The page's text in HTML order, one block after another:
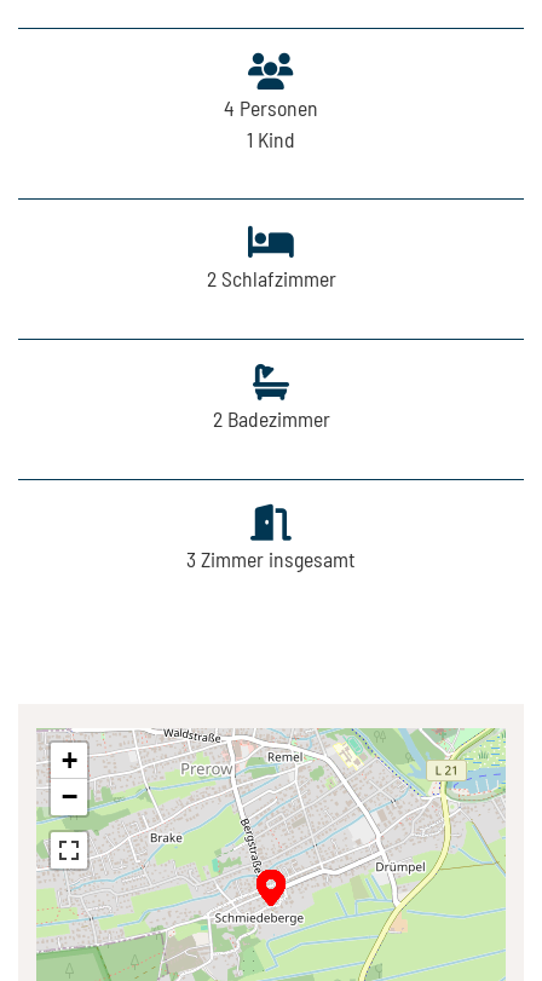
4 Personen
1 Kind
2 Schlafzimmer
2 Badezimmer
3 Zimmer insgesamt
+
−